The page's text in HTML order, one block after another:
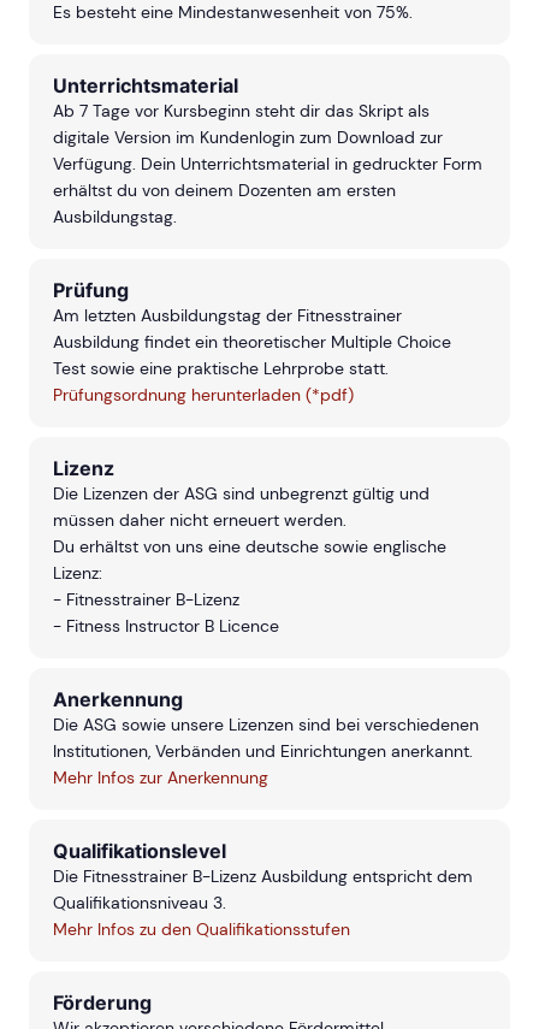
Es besteht eine Mindestanwesenheit von 75%.
Unterrichtsmaterial
Ab 7 Tage vor Kursbeginn steht dir das Skript als
digitale Version im Kundenlogin zum Download zur
Verfügung. Dein Unterrichtsmaterial in gedruckter Form
erhältst du von deinem Dozenten am ersten
Ausbildungstag.
Prüfung
Am letzten Ausbildungstag der Fitnesstrainer
Ausbildung findet ein theoretischer Multiple Choice
Test sowie eine praktische Lehrprobe statt.
Prüfungsordnung herunterladen (*pdf)
Lizenz
Die Lizenzen der ASG sind unbegrenzt gültig und
müssen daher nicht erneuert werden.
Du erhältst von uns eine deutsche sowie englische
Lizenz:
- Fitnesstrainer B-Lizenz
- Fitness Instructor B Licence
Anerkennung
Die ASG sowie unsere Lizenzen sind bei verschiedenen
Institutionen, Verbänden und Einrichtungen anerkannt.
Mehr Infos zur Anerkennung
Qualifikationslevel
Die Fitnesstrainer B-Lizenz Ausbildung entspricht dem
Qualifikationsniveau 3.
Mehr Infos zu den Qualifikationsstufen
Förderung